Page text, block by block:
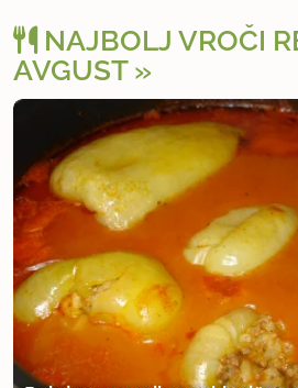
NAJBOLJ VROČI
AVGUST